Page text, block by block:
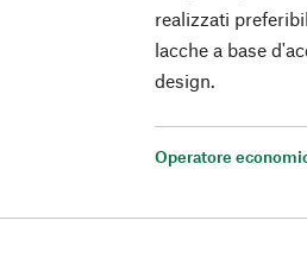
realizzati
lacche a base
design.
Operatore